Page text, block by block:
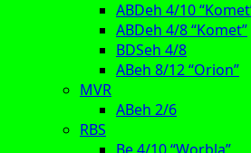
ABDeh 4/10
ABDeh 4/8 “Komet”
BDSeh 4/8
ABeh 8/12 “Orion”
MVR
ABeh 2/6
RBS